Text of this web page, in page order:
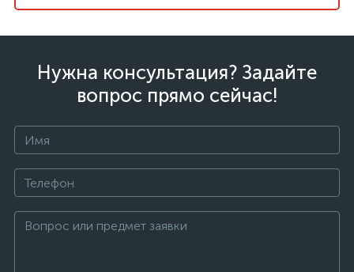
Нужна консультация? Задайте
вопрос прямо сейчас!